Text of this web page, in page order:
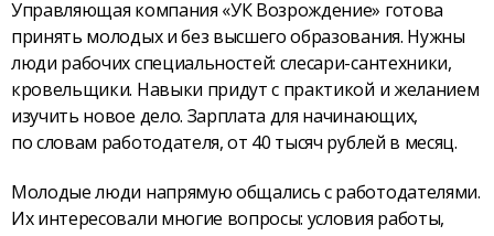
Управляющая компания «УК Возрождение» готова
принять молодых и без высшего образования. Нужны
люди рабочих специальностей: слесари-сантехники,
кровельщики. Навыки придут с практикой и желанием
изучить новое дело. Зарплата для начинающих,
по словам работодателя, от 40 тысяч рублей в месяц.
Молодые люди напрямую общались с работодателями.
Их интересовали многие вопросы: условия работы,